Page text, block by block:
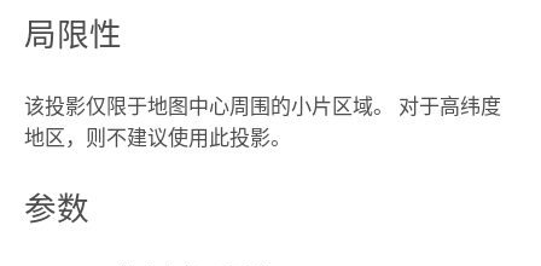
局限性
该投影仅限于地图中心周围的小片区域。 对于高纬度
地区，则不建议使用此投影。
参数